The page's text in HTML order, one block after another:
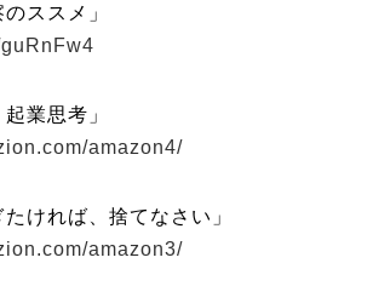
ススメ」
業思考」
amazon4/
ければ、捨てなさい」
amazon3/